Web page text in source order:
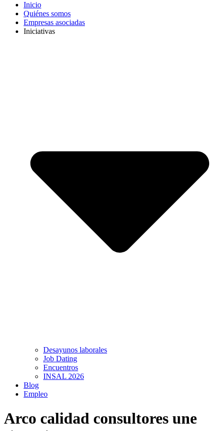
Inicio
Quiénes somos
Empresas asociadas
Iniciativas
Desayunos laborales
Job Dating
Encuentros
INSAL 2026
Blog
Empleo
Arco calidad consultores une